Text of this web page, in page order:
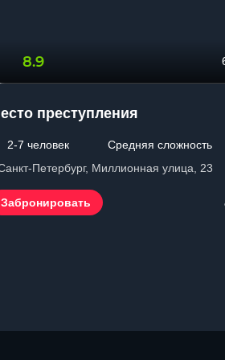
8.9
преступления
2-7 человек
Средняя сложность
Петербург, Миллионная улица, 23
Забронировать